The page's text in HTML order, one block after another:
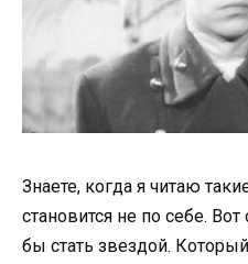
Знаете, когда я читаю
становится не по себе.
бы стать звездой.